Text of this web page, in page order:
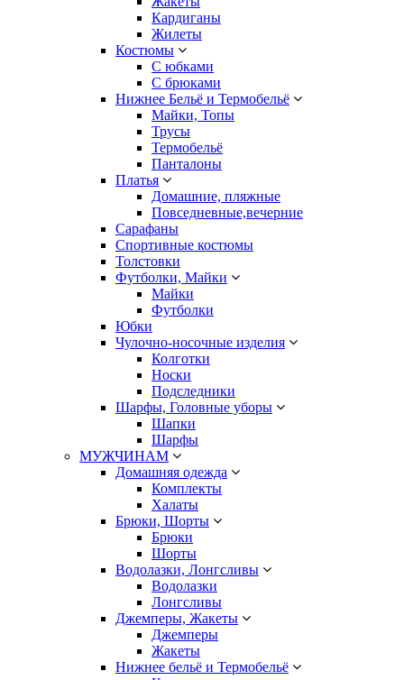
Кардиганы
Жилеты
Костюмы
С юбками
С брюками
Нижнее Бельё и Термобельё
Майки, Топы
Трусы
Термобельё
Панталоны
Платья
Домашние, пляжные
Повседневные,вечерние
Сарафаны
Спортивные костюмы
Толстовки
Футболки, Майки
Майки
Футболки
Юбки
Чулочно-носочные изделия
Колготки
Носки
Подследники
Шарфы, Головные уборы
Шапки
Шарфы
МУЖЧИНАМ
Домашняя одежда
Комплекты
Халаты
Брюки, Шорты
Брюки
Шорты
Водолазки, Лонгсливы
Водолазки
Лонгсливы
Джемперы, Жакеты
Джемперы
Жакеты
Нижнее бельё и Термобельё